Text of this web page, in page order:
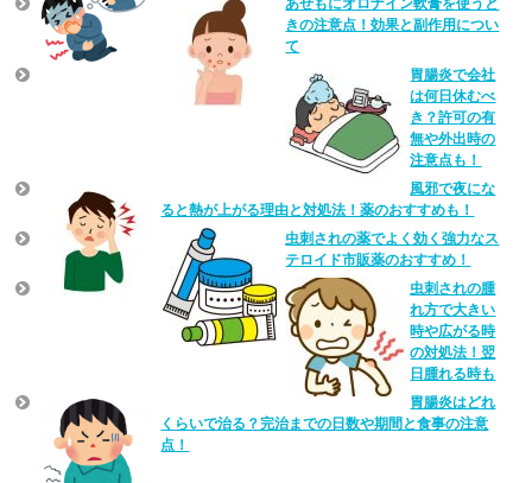
あせもにオロナイン軟膏を使うと
きの注意点！効果と副作用につい
て
胃腸炎で会社
は何日休むべ
き？許可の有
無や外出時の
注意点も！
風邪で夜にな
ると熱が上がる理由と対処法！薬のおすすめも！
虫刺されの薬でよく効く強力なス
テロイド市販薬のおすすめ！
虫刺されの腫
れ方で大きい
時や広がる時
の対処法！翌
日腫れる時も
胃腸炎はどれ
くらいで治る？完治までの日数や期間と食事の注意
点！